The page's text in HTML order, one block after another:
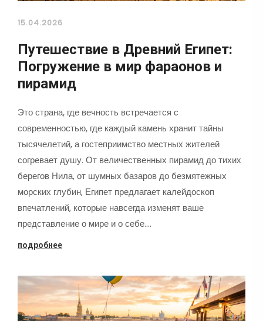
15.04.2026
Путешествие в Древний Египет:
Погружение в мир фараонов и
пирамид
Это страна, где вечность встречается с
современностью, где каждый камень хранит тайны
тысячелетий, а гостеприимство местных жителей
согревает душу. От величественных пирамид до тихих
берегов Нила, от шумных базаров до безмятежных
морских глубин, Египет предлагает калейдоскоп
впечатлений, которые навсегда изменят ваше
представление о мире и о себе.…
подробнее